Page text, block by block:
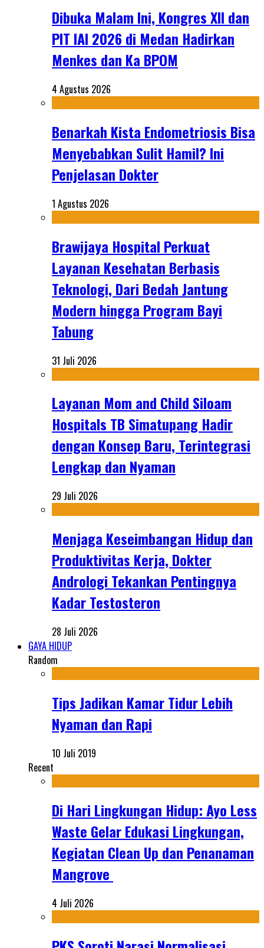
Dibuka Malam Ini, Kongres XII dan
PIT IAI 2026 di Medan Hadirkan
Menkes dan Ka BPOM
4 Agustus 2026
Benarkah Kista Endometriosis Bisa
Menyebabkan Sulit Hamil? Ini
Penjelasan Dokter
1 Agustus 2026
Brawijaya Hospital Perkuat
Layanan Kesehatan Berbasis
Teknologi, Dari Bedah Jantung
Modern hingga Program Bayi
Tabung
31 Juli 2026
Layanan Mom and Child Siloam
Hospitals TB Simatupang Hadir
dengan Konsep Baru, Terintegrasi
Lengkap dan Nyaman
29 Juli 2026
Menjaga Keseimbangan Hidup dan
Produktivitas Kerja, Dokter
Andrologi Tekankan Pentingnya
Kadar Testosteron
28 Juli 2026
GAYA HIDUP
Random
Tips Jadikan Kamar Tidur Lebih
Nyaman dan Rapi
10 Juli 2019
Recent
Di Hari Lingkungan Hidup: Ayo Less
Waste Gelar Edukasi Lingkungan,
Kegiatan Clean Up dan Penanaman
Mangrove
4 Juli 2026